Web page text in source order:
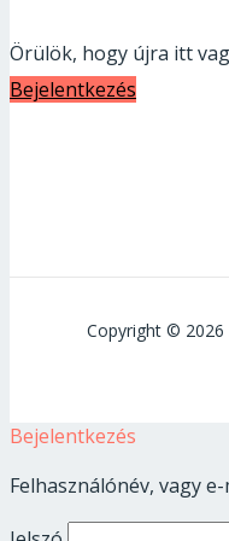
Örülök, hogy újra itt
Bejelentkezés
Copyright © 2026
Bejelentkezés
Felhasználónév, vagy